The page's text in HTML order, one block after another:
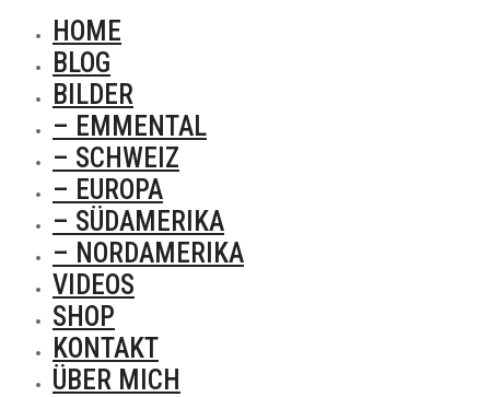
HOME
BLOG
BILDER
– EMMENTAL
– SCHWEIZ
– EUROPA
– SÜDAMERIKA
– NORDAMERIKA
VIDEOS
SHOP
KONTAKT
ÜBER MICH